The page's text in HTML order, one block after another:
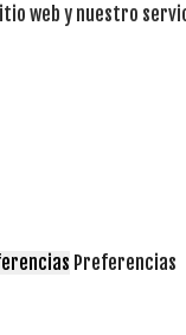
web y nuestro
Preferencias